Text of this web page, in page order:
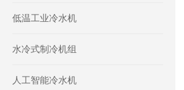
低温工业冷水机
水冷式制冷机组
人工智能冷水机